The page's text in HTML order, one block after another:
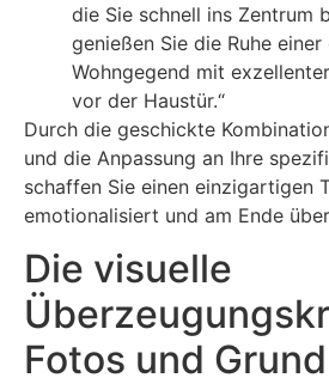
die Sie schnell ins Zentrum
genießen Sie die Ruhe
Wohngegend mit
vor der Haustür.“
Durch die geschickte
und die Anpassung an Ihre
schaffen Sie einen einzigartigen
emotionalisiert und am Ende
Die visuelle
Fotos und